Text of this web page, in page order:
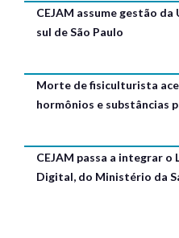
CEJAM assume gestão da
sul de São Paulo
Morte de fisiculturista
hormônios e substâncias
CEJAM passa a integrar o
Digital, do Ministério da